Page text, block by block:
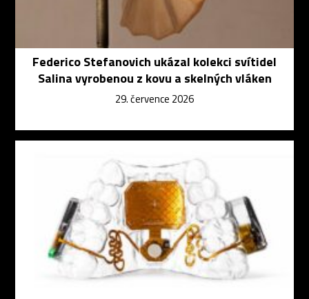
Federico Stefanovich ukázal kolekci svítidel
Salina vyrobenou z kovu a skelných vláken
29. července 2026